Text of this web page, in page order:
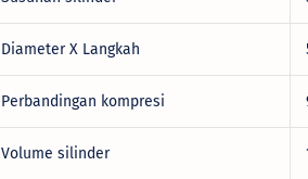
Diameter X Langkah
Perbandingan kompresi
Volume silinder